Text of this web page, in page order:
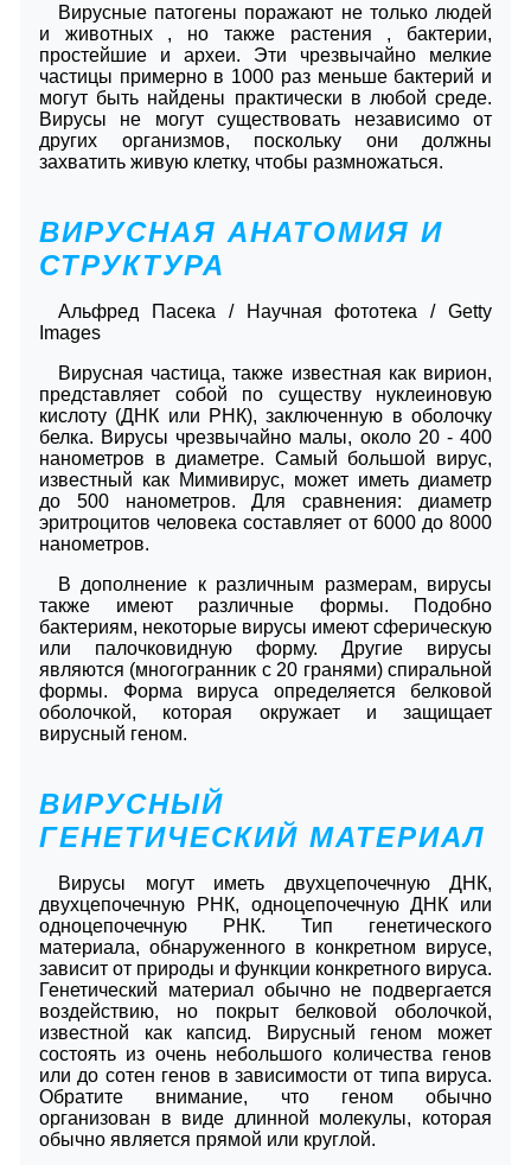
Вирусные патогены поражают не только людей
и животных , но также растения , бактерии,
простейшие и археи. Эти чрезвычайно мелкие
частицы примерно в 1000 раз меньше бактерий и
могут быть найдены практически в любой среде.
Вирусы не могут существовать независимо от
других организмов, поскольку они должны
захватить живую клетку, чтобы размножаться.
ВИРУСНАЯ АНАТОМИЯ И
СТРУКТУРА
Альфред Пасека / Научная фототека / Getty
Images
Вирусная частица, также известная как вирион,
представляет собой по существу нуклеиновую
кислоту (ДНК или РНК), заключенную в оболочку
белка. Вирусы чрезвычайно малы, около 20 - 400
нанометров в диаметре. Самый большой вирус,
известный как Мимивирус, может иметь диаметр
до 500 нанометров. Для сравнения: диаметр
эритроцитов человека составляет от 6000 до 8000
нанометров.
В дополнение к различным размерам, вирусы
также имеют различные формы. Подобно
бактериям, некоторые вирусы имеют сферическую
или палочковидную форму. Другие вирусы
являются (многогранник с 20 гранями) спиральной
формы. Форма вируса определяется белковой
оболочкой, которая окружает и защищает
вирусный геном.
ВИРУСНЫЙ
ГЕНЕТИЧЕСКИЙ МАТЕРИАЛ
Вирусы могут иметь двухцепочечную ДНК,
двухцепочечную РНК, одноцепочечную ДНК или
одноцепочечную РНК. Тип генетического
материала, обнаруженного в конкретном вирусе,
зависит от природы и функции конкретного вируса.
Генетический материал обычно не подвергается
воздействию, но покрыт белковой оболочкой,
известной как капсид. Вирусный геном может
состоять из очень небольшого количества генов
или до сотен генов в зависимости от типа вируса.
Обратите внимание, что геном обычно
организован в виде длинной молекулы, которая
обычно является прямой или круглой.